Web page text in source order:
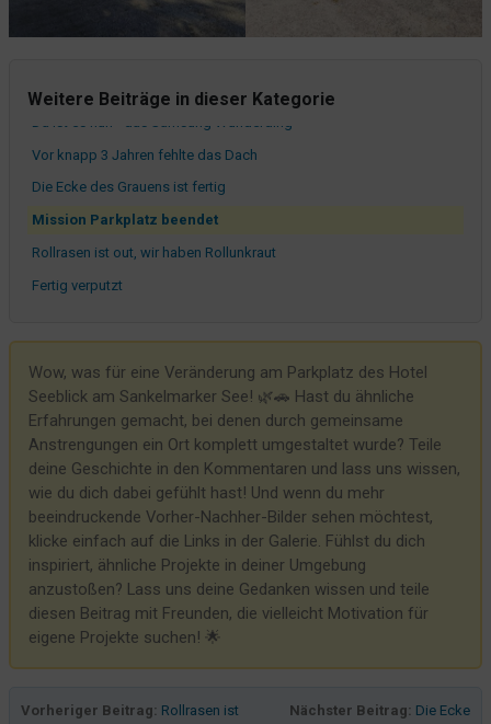
Weitere Beiträge in dieser Kategorie
Auf der Suche nach Strom
Vor knapp 3 Jahren fehlte das Dach
Die Ecke des Grauens ist fertig
Mission Parkplatz beendet
Rollrasen ist out, wir haben Rollunkraut
Fertig verputzt
Ein Schandfleck verschwindet
Meesenburg in Flenburg und der hydraulische Türschließer
Kabel, Kabel und nochmals Kabel
Da rühmt sich der Lehrer in der Berufsschule
Wie man sich bettet, so liegt man
Was macht eigentlich unser Bistro?
Das ruhige Gewissen mit Zimmer 9
Die Beatles und unsere Wasserversorgung
Die Sache mit dem Wasser
Wow, was für eine Veränderung am Parkplatz des Hotel
Seeblick am Sankelmarker See! 🌿🚗 Hast du ähnliche
Erfahrungen gemacht, bei denen durch gemeinsame
Anstrengungen ein Ort komplett umgestaltet wurde? Teile
deine Geschichte in den Kommentaren und lass uns wissen,
wie du dich dabei gefühlt hast! Und wenn du mehr
beeindruckende Vorher-Nachher-Bilder sehen möchtest,
klicke einfach auf die Links in der Galerie. Fühlst du dich
inspiriert, ähnliche Projekte in deiner Umgebung
anzustoßen? Lass uns deine Gedanken wissen und teile
diesen Beitrag mit Freunden, die vielleicht Motivation für
eigene Projekte suchen! 🌟
Vorheriger Beitrag: Rollrasen ist
Nächster Beitrag: Die Ecke